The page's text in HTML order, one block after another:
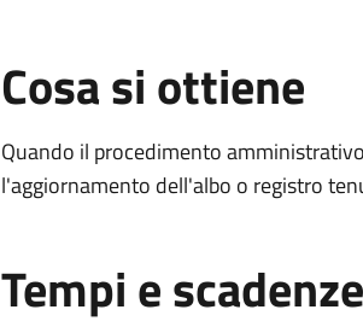
Cosa si ottiene
Quando il procedimento
l'aggiornamento dell'albo o registro
Tempi e scadenze